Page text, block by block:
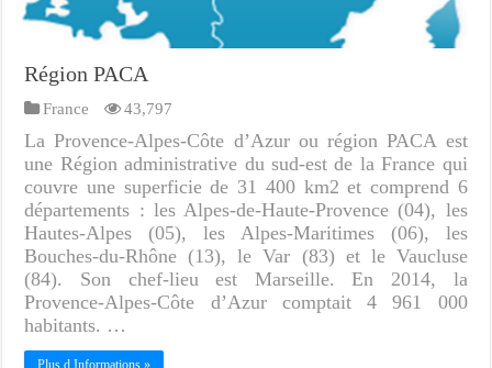
Région PACA
France 43,797
La Provence-Alpes-Côte d’Azur ou région PACA est
une Région administrative du sud-est de la France qui
couvre une superficie de 31 400 km2 et comprend 6
départements : les Alpes-de-Haute-Provence (04), les
Hautes-Alpes (05), les Alpes-Maritimes (06), les
Bouches-du-Rhône (13), le Var (83) et le Vaucluse
(84). Son chef-lieu est Marseille. En 2014, la
Provence-Alpes-Côte d’Azur comptait 4 961 000
habitants. …
Plus d Informations »